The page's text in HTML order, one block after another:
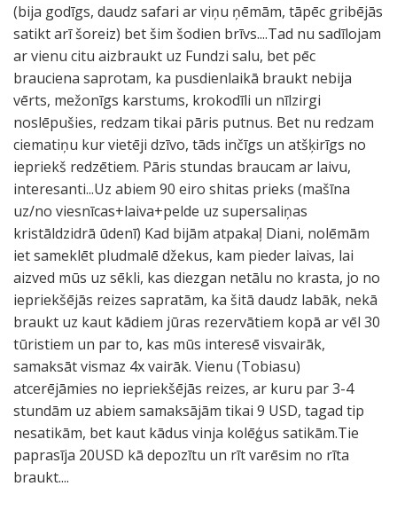
(bija godīgs, daudz safari ar viņu ņēmām, tāpēc gribējās
satikt arī šoreiz) bet šim šodien brīvs....Tad nu sadīlojam
ar vienu citu aizbraukt uz Fundzi salu, bet pēc
brauciena saprotam, ka pusdienlaikā braukt nebija
vērts, mežonīgs karstums, krokodīli un nīlzirgi
noslēpušies, redzam tikai pāris putnus. Bet nu redzam
ciematiņu kur vietēji dzīvo, tāds inčīgs un atšķirīgs no
iepriekš redzētiem. Pāris stundas braucam ar laivu,
interesanti...Uz abiem 90 eiro shitas prieks (mašīna
uz/no viesnīcas+laiva+pelde uz supersaliņas
kristāldzidrā ūdenī) Kad bijām atpakaļ Diani, nolēmām
iet sameklēt pludmalē džekus, kam pieder laivas, lai
aizved mūs uz sēkli, kas diezgan netālu no krasta, jo no
iepriekšējās reizes sapratām, ka šitā daudz labāk, nekā
braukt uz kaut kādiem jūras rezervātiem kopā ar vēl 30
tūristiem un par to, kas mūs interesē visvairāk,
samaksāt vismaz 4x vairāk. Vienu (Tobiasu)
atcerējāmies no iepriekšējās reizes, ar kuru par 3-4
stundām uz abiem samaksājām tikai 9 USD, tagad tip
nesatikām, bet kaut kādus vinja kolēģus satikām.Tie
paprasīja 20USD kā depozītu un rīt varēsim no rīta
braukt....